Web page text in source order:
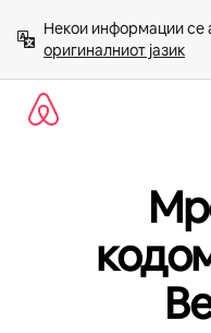
содржина
Некои информации се
оригиналниот јазик